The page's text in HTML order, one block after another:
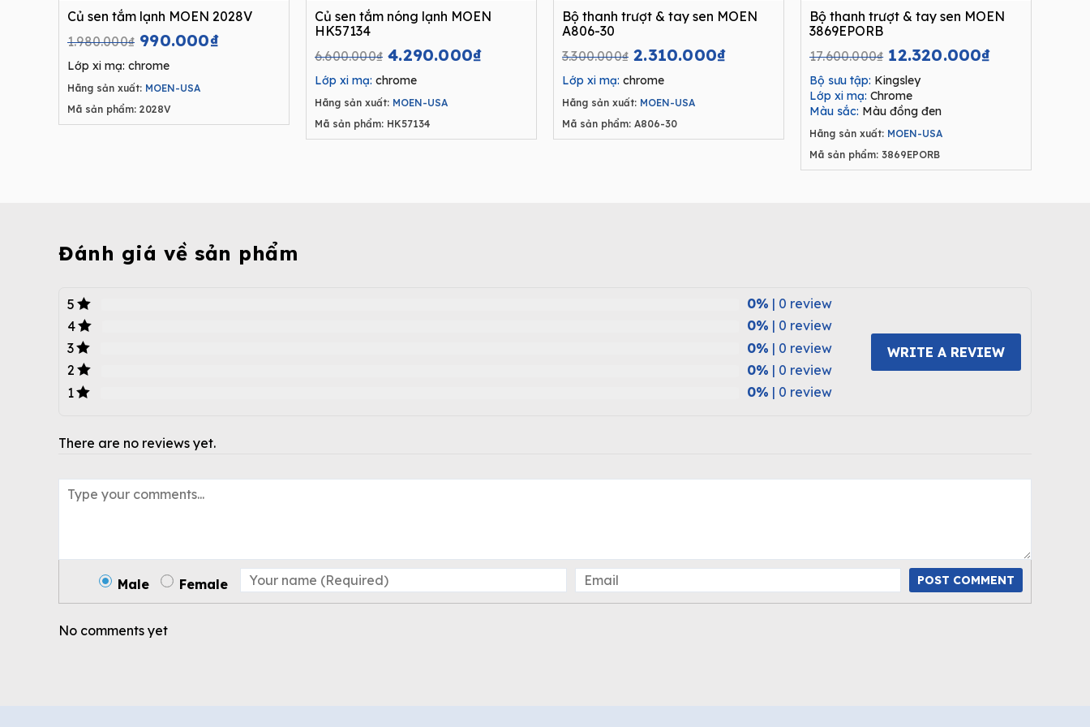
Củ sen tắm lạnh MOEN 2028V
1.980.000₫ Original
was:
1.980.000₫.
990.000₫Current
Lớp xi mạ: chrome
Hãng sản xuất: MOEN-USA
Mã sản phẩm: 2028V
Củ sen tắm nóng lạnh MOEN
HK57134
6.600.000₫ Original
was:
6.600.000₫.
4.290.000₫Current
4.290.000₫.
Lớp xi mạ: chrome
Hãng sản xuất: MOEN-USA
Mã sản phẩm: HK57134
Bộ thanh trượt & tay sen MOEN
A806-30
3.300.000₫ Original
was:
3.300.000₫.
2.310.000₫Current
2.310.000₫.
Lớp xi mạ: chrome
Hãng sản xuất: MOEN-USA
Mã sản phẩm: A806-30
Bộ thanh trượt & tay sen MOEN
3869EPORB
17.600.000₫ Original
price
was:
17.600.000₫.
12.320.000₫Current
Bộ sưu tập: Kingsley
Lớp xi mạ: Chrome
Màu sắc: Màu đồng đen
Hãng sản xuất: MOEN-USA
Mã sản phẩm: 3869EPORB
Đánh giá về sản phẩm
5 0% | 0 review
4
0% | 0 review
3
0% | 0 review
2
0% | 0 review
1
0% | 0 review
WRITE A REVIEW
There are no reviews yet.
Male Female POST COMMENT
No comments yet